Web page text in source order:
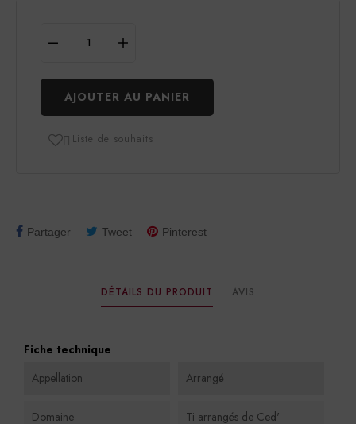
AJOUTER AU PANIER
 Liste de souhaits
Partager Tweet Pinterest
DÉTAILS DU PRODUIT AVIS
Fiche technique
Appellation
Arrangé
Domaine Ti arrangés de Ced'